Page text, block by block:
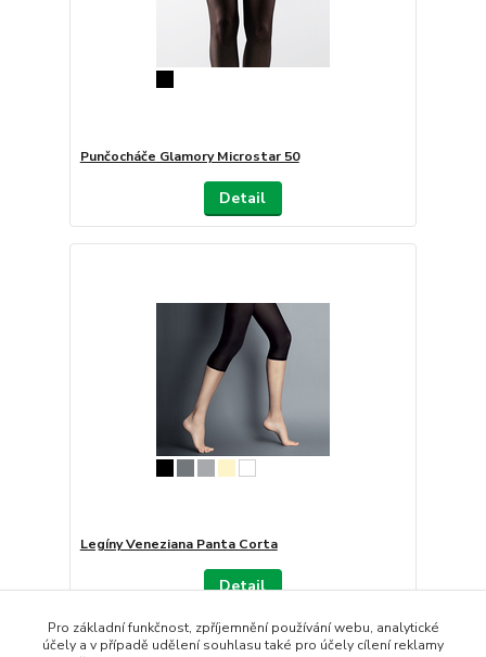
Punčocháče Glamory Microstar 50
Detail
Legíny Veneziana Panta Corta
Detail
Pro základní funkčnost, zpříjemnění používání webu, analytické
účely a v případě udělení souhlasu také pro účely cílení reklamy